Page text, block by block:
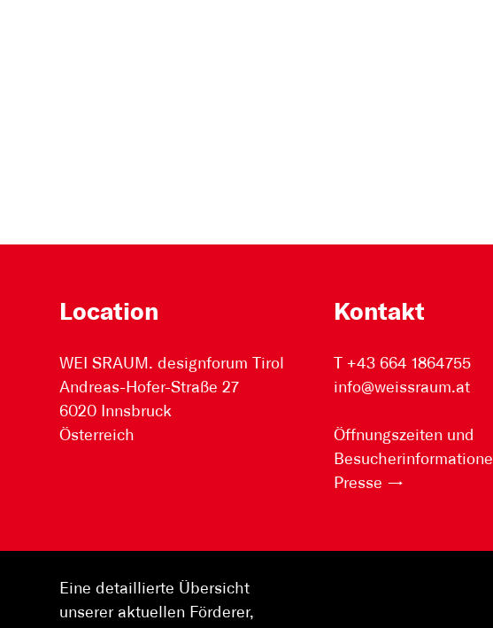
Location
WEI SRAUM. designforum Tirol
Andreas-Hofer-Straße 27
6020 Innsbruck
Österreich
Kontakt
T +43 664 1864755
info@weissraum.at
Öffnungszeiten und
Presse
Eine detaillierte Übersicht
unserer aktuellen Förderer,